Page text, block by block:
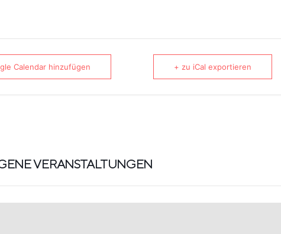
Calendar hinzufügen + zu iCal exportieren
VERANSTALTUNGEN